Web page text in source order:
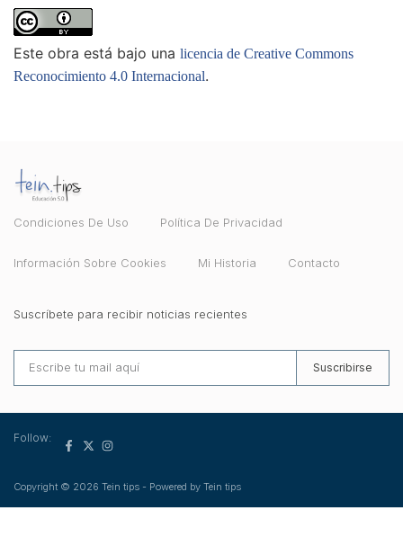
Este obra está bajo una licencia de Creative Commons
Reconocimiento 4.0 Internacional.
Condiciones De Uso Política De Privacidad
Información Sobre Cookies Mi Historia Contacto
Suscríbete para recibir noticias recientes
Suscribirse
Copyright © 2026 Tein tips - Powered by Tein tips
Follow: